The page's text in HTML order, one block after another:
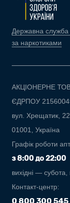
Державна служба
за наркотиками
АКЦІОНЕРНЕ
ЄДРПОУ
вул. Хрещатик,
01001, Україна
Графік роботи
з 8:00 до 22:00
вихідні — субота,
Контакт-центр:
0 800 300 545